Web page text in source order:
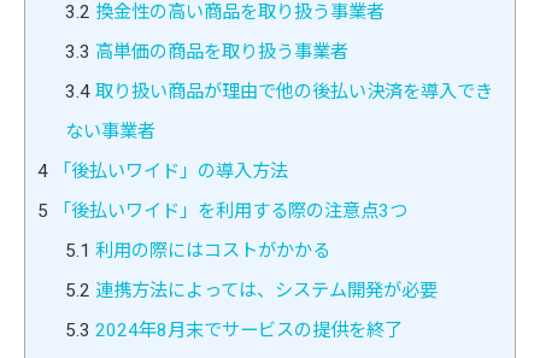
3.2 換金性の高い商品を取り扱う事業者
3.3 高単価の商品を取り扱う事業者
3.4取り扱い商品が理由で他の後払い決済を導入でき
ない事業者
4 「後払いワイド」の導入方法
5 「後払いワイド」を利用する際の注意点3つ
5.1 利用の際にはコストがかかる
5.2 連携方法によっては、システム開発が必要
5.3 2024年8月末でサービスの提供を終了